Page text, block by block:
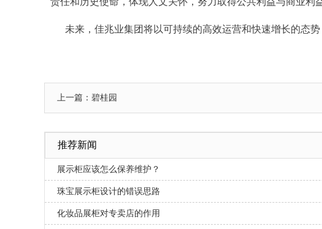
未来，佳兆业集团将以可持续的高效运营和快速增长的态
上一篇：碧桂园
推荐新闻
展示柜应该怎么保养维护？
珠宝展示柜设计的错误思路
化妆品展柜对专卖店的作用